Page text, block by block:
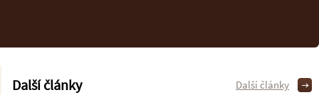
Další články Další články